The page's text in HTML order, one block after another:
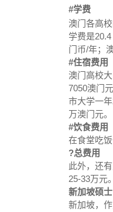
#学费
澳门各高
学费是
门币/年；
#住宿费用
澳门高校
7050澳门
市大学一
万澳门元。
#饮食费用
在食堂吃
?总费用
此外，还
25-33万元。
新加坡硕
新加坡，